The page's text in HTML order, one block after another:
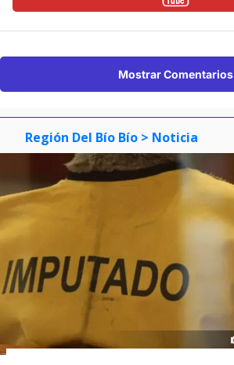
Mostrar Comentarios
Región Del Bío Bío > Noticia